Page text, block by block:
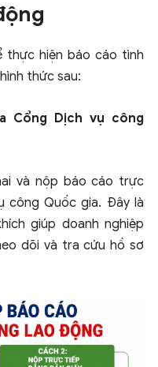
thực hiện báo cáo tình
thức sau:
Cổng Dịch vụ công
và nộp báo cáo trực
công Quốc gia. Đây là
giúp doanh nghiệp
dõi và tra cứu hồ sơ